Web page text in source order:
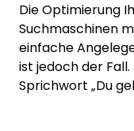
Die Optimierung
Suchmaschinen
einfache
ist jedoch der
Sprichwort „Du